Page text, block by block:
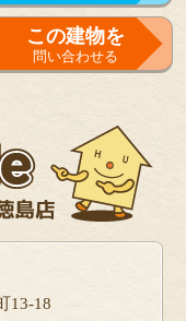
来店予約
をする
この建物を
問い合わせる
13-18